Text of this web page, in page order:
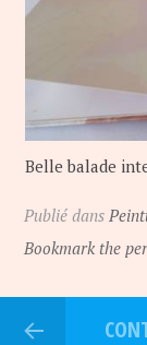
Belle balade
Publié dans
Bookmark the